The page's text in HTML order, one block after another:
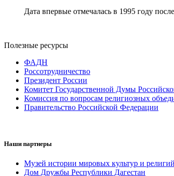
Дата впервые отмечалась в 1995 году
Полезные ресурсы
ФАДН
Россотрудничество
Президент России
Комитет Государственной Думы
Комиссия по вопросам религиозных
Правительство Российской Федерации
Наши партнеры
Музей истории мировых культур и религий
Дом Дружбы Республики Дагестан